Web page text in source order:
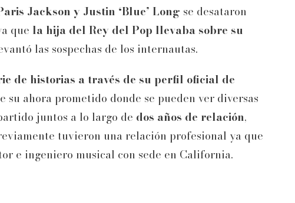
Jackson y Justin ‘Blue’ Long se desataron
que la hija del Rey del Pop llevaba sobre su
las sospechas de los internautas.
de historias a través de su perfil oficial de
su ahora prometido donde se pueden ver diversas
juntos a lo largo de dos años de relación,
tuvieron una relación profesional ya que
e ingeniero musical con sede en California.